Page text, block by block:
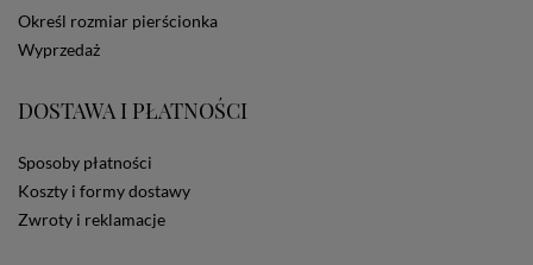
dotyczących cookies oznacza, że będą one
zamieszczane w urządzeniu końcowym każdego
użytkownika. Jeżeli użytkownik nie wyraża zgody na
ustawienia swojej przeglądarki.
informacji o plikach cookies.
Określ rozmiar pierścionka
Wyprzedaż
DOSTAWA I PŁATNOŚCI
Sposoby płatności
Koszty i formy dostawy
Zwroty i reklamacje